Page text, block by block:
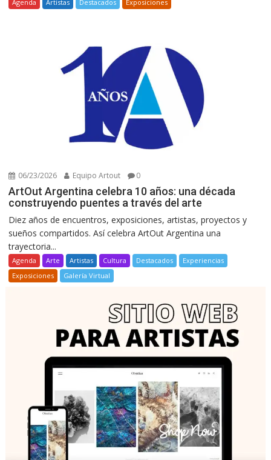
Agenda Artistas Destacados Exposiciones
06/23/2026 Equipo Artout 0
ArtOut Argentina celebra 10 años: una década
construyendo puentes a través del arte
Diez años de encuentros, exposiciones, artistas, proyectos y
sueños compartidos. Así celebra ArtOut Argentina una
trayectoria...
Agenda Arte Artistas Cultura Destacados
Experiencias
Exposiciones
Galería Virtual